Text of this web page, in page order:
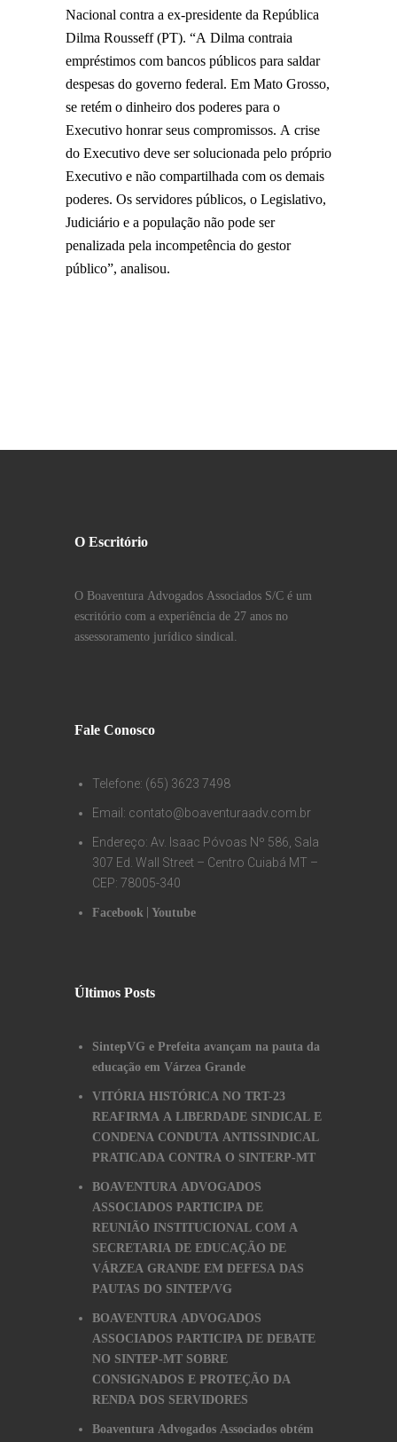
Nacional contra a ex-presidente da República
Dilma Rousseff (PT). “A Dilma contraia
empréstimos com bancos públicos para saldar
despesas do governo federal. Em Mato Grosso,
se retém o dinheiro dos poderes para o
Executivo honrar seus compromissos. A crise
do Executivo deve ser solucionada pelo próprio
Executivo e não compartilhada com os demais
poderes. Os servidores públicos, o Legislativo,
Judiciário e a população não pode ser
penalizada pela incompetência do gestor
público”, analisou.
O Escritório
O Boaventura Advogados Associados S/C é um
escritório com a experiência de 27 anos no
assessoramento jurídico sindical.
Fale Conosco
Telefone: (65) 3623 7498
Email: contato@boaventuraadv.com.br
Endereço: Av. Isaac Póvoas Nº 586, Sala
307 Ed. Wall Street – Centro Cuiabá MT –
CEP: 78005-340
Facebook Youtube
Últimos Posts
SintepVG e Prefeita avançam na pauta da
educação em Várzea Grande
VITÓRIA HISTÓRICA NO TRT-23
REAFIRMA A LIBERDADE SINDICAL E
CONDENA CONDUTA ANTISSINDICAL
PRATICADA CONTRA O SINTERP-MT
BOAVENTURA ADVOGADOS
ASSOCIADOS PARTICIPA DE
REUNIÃO INSTITUCIONAL COM A
SECRETARIA DE EDUCAÇÃO DE
VÁRZEA GRANDE EM DEFESA DAS
PAUTAS DO SINTEP/VG
BOAVENTURA ADVOGADOS
ASSOCIADOS PARTICIPA DE DEBATE
NO SINTEP-MT SOBRE
CONSIGNADOS E PROTEÇÃO DA
RENDA DOS SERVIDORES
Boaventura Advogados Associados obtém